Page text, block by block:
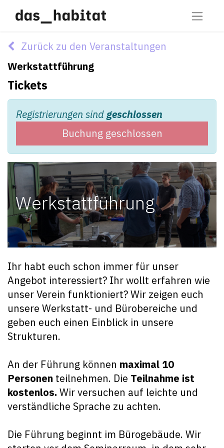
Zurück zu den Veranstaltungen
Werkstattführung
Tickets
Registrierungen sindgeschlossen
Buchung geschlossen
Werkstattführung
Ihr habt euch schon immer für unser
Angebot interessiert? Ihr wollt erfahren wie
unser Verein funktioniert? Wir zeigen euch
unsere Werkstatt- und Bürobereiche und
geben euch einen Einblick in unsere
Strukturen.
An der Führung können maximal 10
Personen teilnehmen. Die Teilnahme ist
kostenlos. Wir versuchen auf leichte und
verständliche Sprache zu achten.
Die Führung beginnt im Bürogebäude. Wir